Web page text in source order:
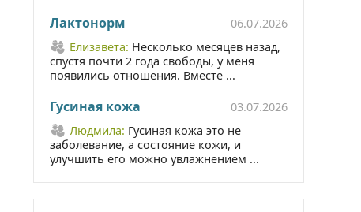
Лактонорм
06.07.2026
Елизавета: Несколько месяцев назад,
спустя почти 2 года свободы, у меня
появились отношения. Вместе ...
Гусиная кожа
03.07.2026
Людмила: Гусиная кожа это не
заболевание, а состояние кожи, и
улучшить его можно увлажнением ...